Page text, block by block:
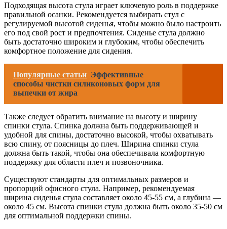
Подходящая высота стула играет ключевую роль в поддержке
правильной осанки. Рекомендуется выбирать стул с
регулируемой высотой сиденья, чтобы можно было настроить
его под свой рост и предпочтения. Сиденье стула должно
быть достаточно широким и глубоким, чтобы обеспечить
комфортное положение для сидения.
Популярные статьи Эффективные
способы чистки силиконовых форм для
выпечки от жира
Также следует обратить внимание на высоту и ширину
спинки стула. Спинка должна быть поддерживающей и
удобной для спины, достаточно высокой, чтобы охватывать
всю спину, от поясницы до плеч. Ширина спинки стула
должна быть такой, чтобы она обеспечивала комфортную
поддержку для области плеч и позвоночника.
Существуют стандарты для оптимальных размеров и
пропорций офисного стула. Например, рекомендуемая
ширина сиденья стула составляет около 45-55 см, а глубина —
около 45 см. Высота спинки стула должна быть около 35-50 см
для оптимальной поддержки спины.